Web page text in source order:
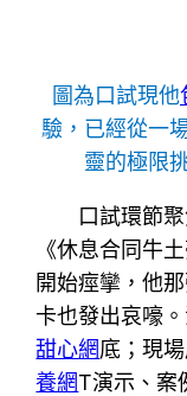
圖為口試現他
驗，已經從一
靈的極限
口試環節
《休息合同牛
開始痙攣，他
卡也發出哀嚎
甜心網底；現
養網T演示、案